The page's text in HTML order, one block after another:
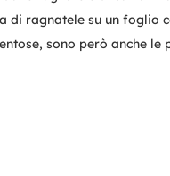
ragnatele su un foglio
sono però anche